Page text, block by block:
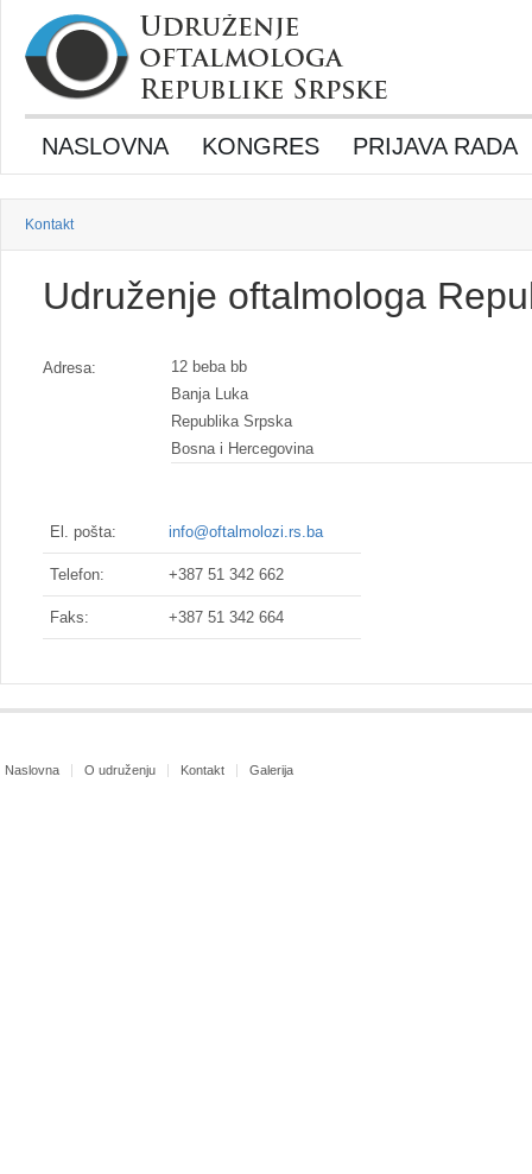
NASLOVNA KONGRES PRIJAVA RADA
Kontakt
Udruženje oftalmologa
Adresa:
12 beba bb
Banja Luka
Republika Srpska
Bosna i Hercegovina
El. pošta: info@oftalmolozi.rs.ba
Telefon: +387 51 342 662
Faks: +387 51 342 664
Naslovna O udruženju Kontakt Galerija